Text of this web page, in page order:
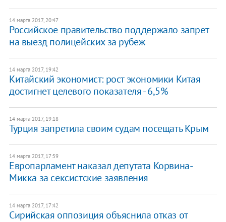
14 марта 2017, 20:47
​Российское правительство поддержало запрет
на выезд полицейских за рубеж
14 марта 2017, 19:42
Китайский экономист: рост экономики Китая
достигнет целевого показателя - 6,5%
14 марта 2017, 19:18
Турция запретила своим судам посещать Крым
14 марта 2017, 17:59
Европарламент наказал депутата Корвина-
Микка за сексистские заявления
14 марта 2017, 17:42
Сирийская оппозиция объяснила отказ от